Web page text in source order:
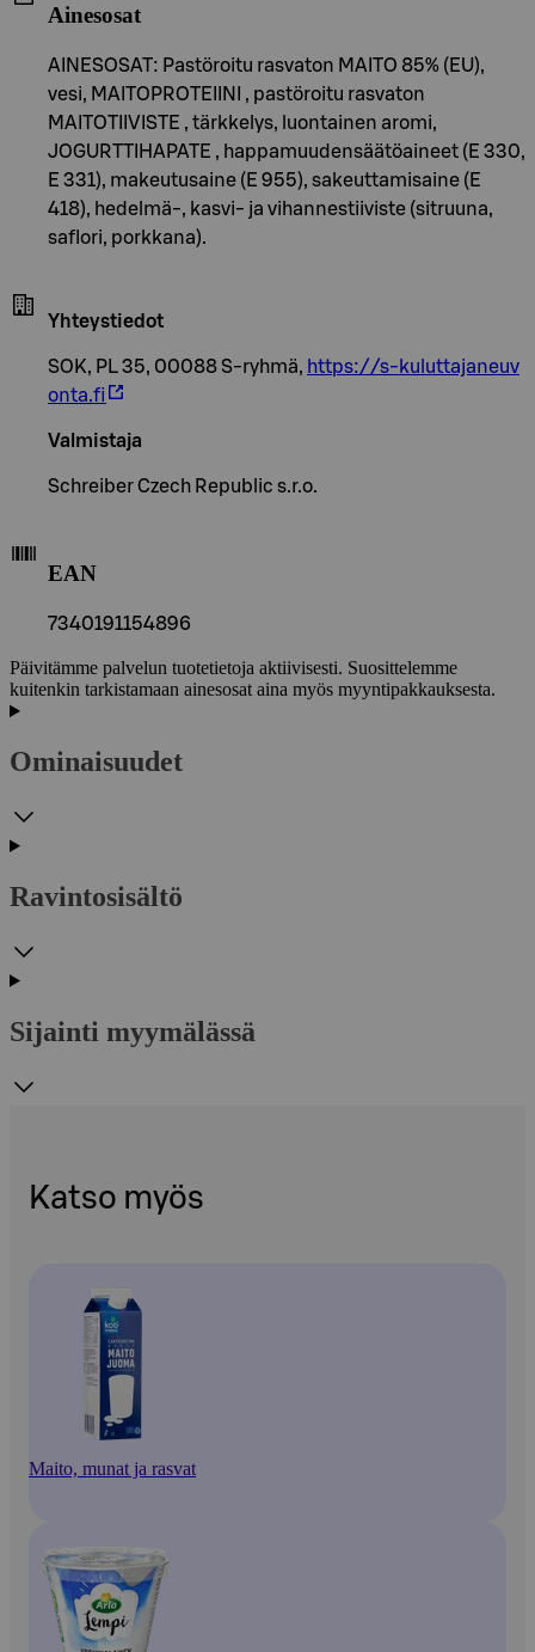
Ainesosat
AINESOSAT: Pastöroitu rasvaton MAITO 85% (EU),
vesi, MAITOPROTEIINI , pastöroitu rasvaton
MAITOTIIVISTE , tärkkelys, luontainen aromi,
JOGURTTIHAPATE , happamuudensäätöaineet (E 330,
E 331), makeutusaine (E 955), sakeuttamisaine (E
418), hedelmä-, kasvi- ja vihannestiiviste (sitruuna,
saflori, porkkana).
Yhteystiedot
SOK, PL 35, 00088 S-ryhmä, https://s-kuluttajaneuv
onta.fi
Valmistaja
Schreiber Czech Republic s.r.o.
EAN
7340191154896
Päivitämme palvelun tuotetietoja aktiivisesti. Suosittelemme
kuitenkin tarkistamaan ainesosat aina myös myyntipakkauksesta.
Ominaisuudet
Ravintosisältö
Sijainti myymälässä
Katso myös
Maito, munat ja rasvat